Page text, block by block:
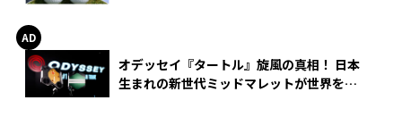
オデッセイ『タートル』旋風の真相！ 日本
生まれの新世代ミッドマレットが世界を席